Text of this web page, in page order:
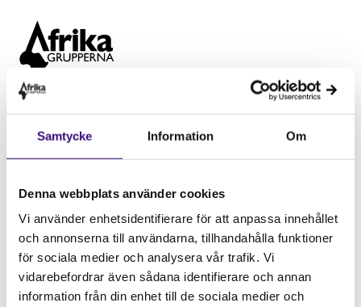
Samtycke Information Om
Denna webbplats använder cookies
Vi använder enhetsidentifierare för att anpassa innehållet
och annonserna till användarna, tillhandahålla funktioner
för sociala medier och analysera vår trafik. Vi
vidarebefordrar även sådana identifierare och annan
information från din enhet till de sociala medier och
Hitta snabbt
STÖD OSS
Vårt arbete
Gåvoshop
Kontakta oss
Hitta kontaktperson
Pressrum